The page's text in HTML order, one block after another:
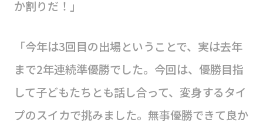
か割りだ！」
「今年は3回目の出場ということで、実は去年
まで2年連続準優勝でした。今回は、優勝目指
して子どもたちとも話し合って、変身するタイ
プのスイカで挑みました。無事優勝できて良か